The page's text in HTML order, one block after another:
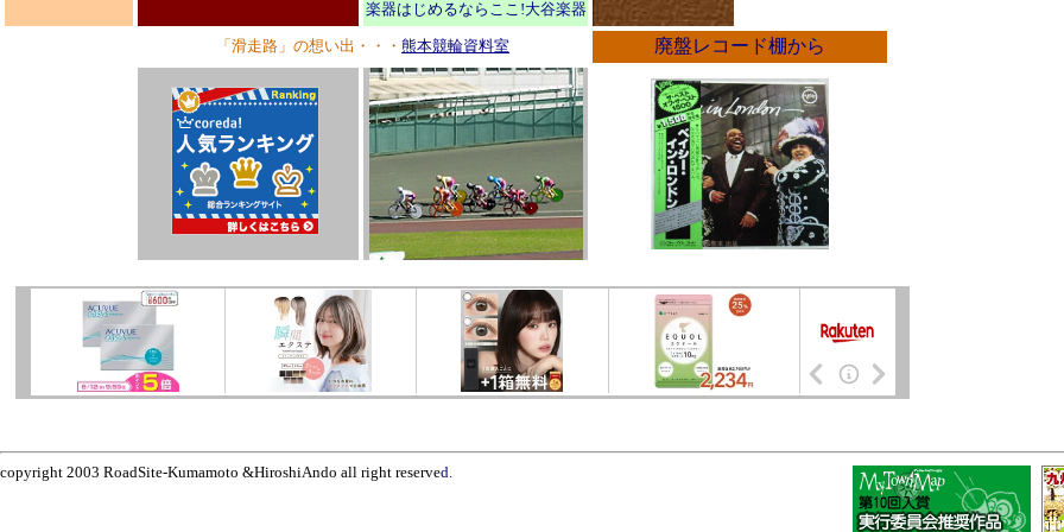
楽器はじめるならここ!大谷楽器
「滑走路」の想い出・・・ 熊本競輪資料室 廃盤レコード棚から
copyright 2003 RoadSite-Kumamoto &HiroshiAndo all right reserved.